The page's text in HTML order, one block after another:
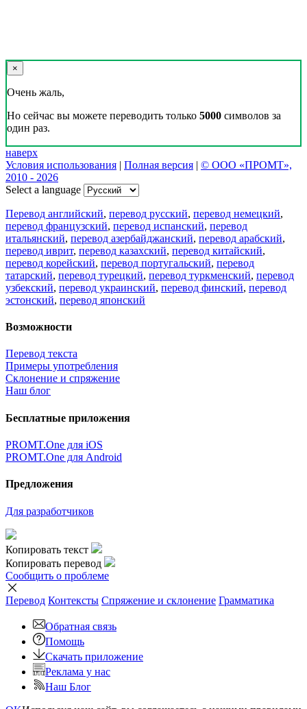
×
Очень жаль,
Но сейчас вы можете переводить только 5000 символов за
один раз.
наверх
Условия использования | Полная версия | © ООО «ПРОМТ»,
2010 - 2026
Select a language
Перевод английский, перевод русский, перевод немецкий,
перевод французский, перевод испанский, перевод
итальянский, перевод азербайджанский, перевод арабский,
перевод иврит, перевод казахский, перевод китайский,
перевод корейский, перевод португальский, перевод
татарский, перевод турецкий, перевод туркменский, перевод
узбекский, перевод украинский, перевод финский, перевод
эстонский, перевод японский
Возможности
Перевод текста
Примеры употребления
Склонение и спряжение
Наш блог
Бесплатные приложения
PROMT.One для iOS
PROMT.One для Android
Предложения
Для разработчиков
Копировать текст
Копировать перевод
Сообщить о проблеме
Перевод Контексты Спряжение и склонение Грамматика
Обратная связь
Помощь
Скачать приложение
Реклама у нас
Наш Блог